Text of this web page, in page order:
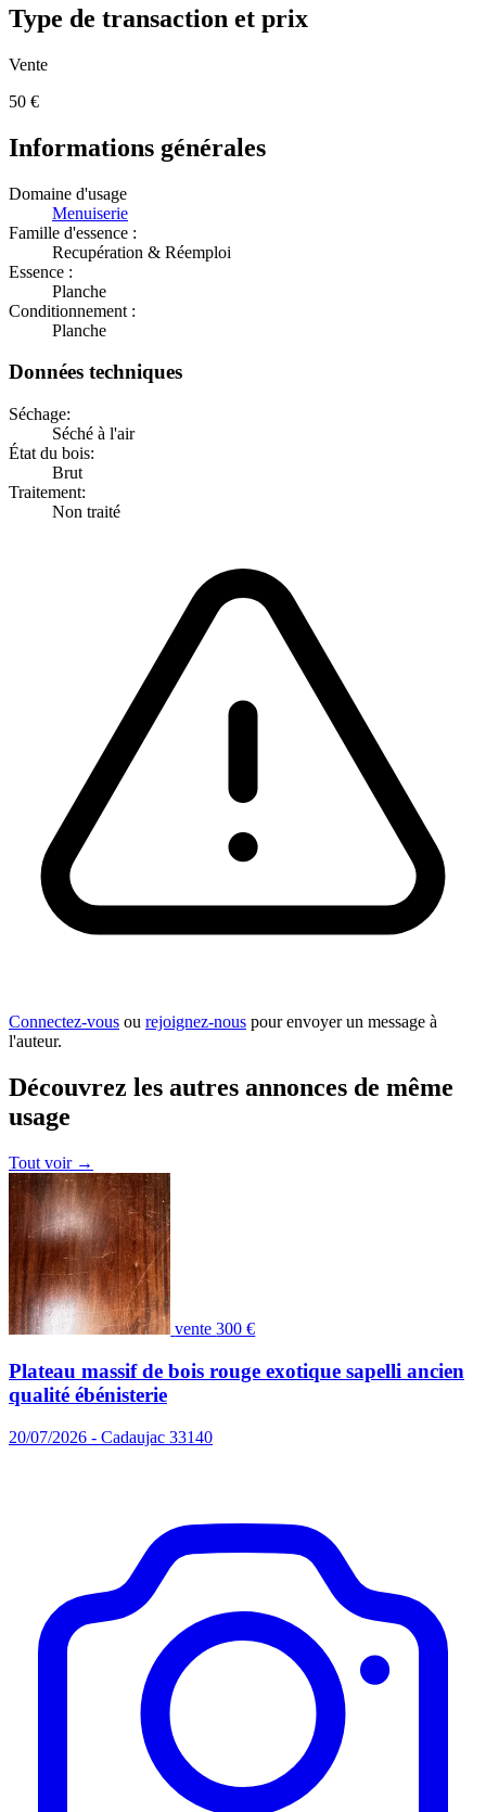
Type de transaction et prix
Vente
50 €
Informations générales
Domaine d'usage
Menuiserie
Famille d'essence :
Recupération & Réemploi
Essence :
Planche
Conditionnement :
Planche
Données techniques
Séchage:
Séché à l'air
État du bois:
Brut
Traitement:
Non traité
Connectez-vous ou rejoignez-nous pour envoyer un message à
l'auteur.
Découvrez les autres annonces de même
usage
Tout voir →
vente300 €
Plateau massif de bois rouge exotique sapelli ancien
qualité ébénisterie
20/07/2026 - Cadaujac 33140